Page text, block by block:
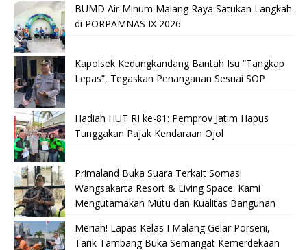
BUMD Air Minum Malang Raya Satukan Langkah
di PORPAMNAS IX 2026
Kapolsek Kedungkandang Bantah Isu “Tangkap
Lepas”, Tegaskan Penanganan Sesuai SOP
Hadiah HUT RI ke-81: Pemprov Jatim Hapus
Tunggakan Pajak Kendaraan Ojol
Primaland Buka Suara Terkait Somasi
Wangsakarta Resort & Living Space: Kami
Mengutamakan Mutu dan Kualitas Bangunan
Meriah! Lapas Kelas I Malang Gelar Porseni,
Tarik Tambang Buka Semangat Kemerdekaan